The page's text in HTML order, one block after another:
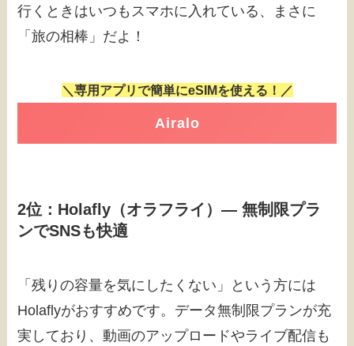
行くときはいつもスマホに入れている、まさに
「旅の相棒」だよ！
＼専用アプリで簡単にeSIMを使える！／
Airalo
2位：Holafly（オラフライ）― 無制限プラ
ンでSNSも快適
「残りの容量を気にしたくない」という方には
Holaflyがおすすめです。データ無制限プランが充
実しており、動画のアップロードやライブ配信も